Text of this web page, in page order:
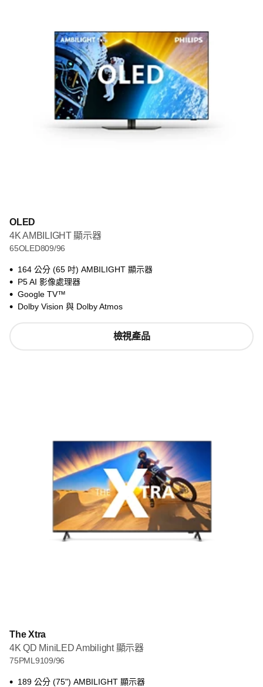
OLED
4K AMBILIGHT 顯示器
65OLED809/96
164 公分 (65 吋) AMBILIGHT 顯示器
P5 AI 影像處理器
Google TV™
Dolby Vision 與 Dolby Atmos
檢視產品
The Xtra
4K QD MiniLED Ambilight 顯示器
75PML9109/96
189 公分 (75") AMBILIGHT 顯示器